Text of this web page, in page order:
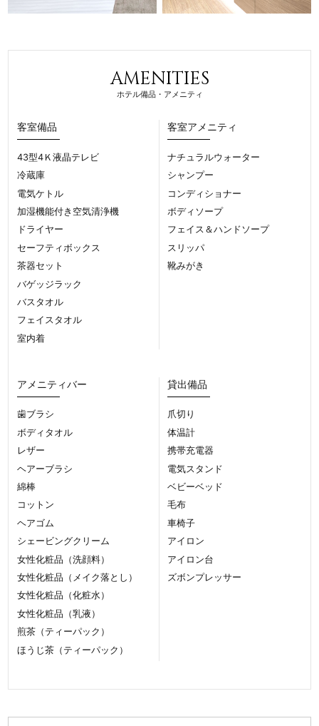
AMENITIES
ホテル備品・アメニティ
客室備品
43型4Ｋ液晶テレビ
冷蔵庫
電気ケトル
加湿機能付き空気清浄機
ドライヤー
セーフティボックス
茶器セット
バゲッジラック
バスタオル
フェイスタオル
室内着
客室アメニティ
ナチュラルウォーター
シャンプー
コンディショナー
ボディソープ
フェイス＆ハンドソープ
スリッパ
靴みがき
アメニティバー
歯ブラシ
ボディタオル
レザー
ヘアーブラシ
綿棒
コットン
ヘアゴム
シェービングクリーム
女性化粧品（洗顔料）
女性化粧品（メイク落とし）
女性化粧品（化粧水）
女性化粧品（乳液）
煎茶（ティーパック）
ほうじ茶（ティーパック）
貸出備品
爪切り
体温計
携帯充電器
電気スタンド
ベビーベッド
毛布
車椅子
アイロン
アイロン台
ズボンプレッサー